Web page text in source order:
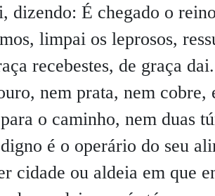
dizendo: É chegado o
limpai os leprosos,
recebestes, de graça dai.
nem prata, nem cobre,
o caminho, nem duas
é o operário do seu
cidade ou aldeia em que